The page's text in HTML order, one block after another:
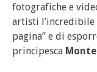
fotografiche e
artisti
pagina” e di
principesca